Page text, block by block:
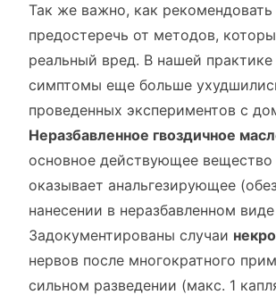
Так же важно, как
предостеречь от методов,
реальный вред. В нашей
симптомы еще больше
проведенных экспериментов с
Неразбавленное гвоздичное
основное действующее вещество
оказывает анальгезирующее
нанесении в неразбавленном
Задокументированы случаи
нервов после многократного
сильном разведении (макс. 1